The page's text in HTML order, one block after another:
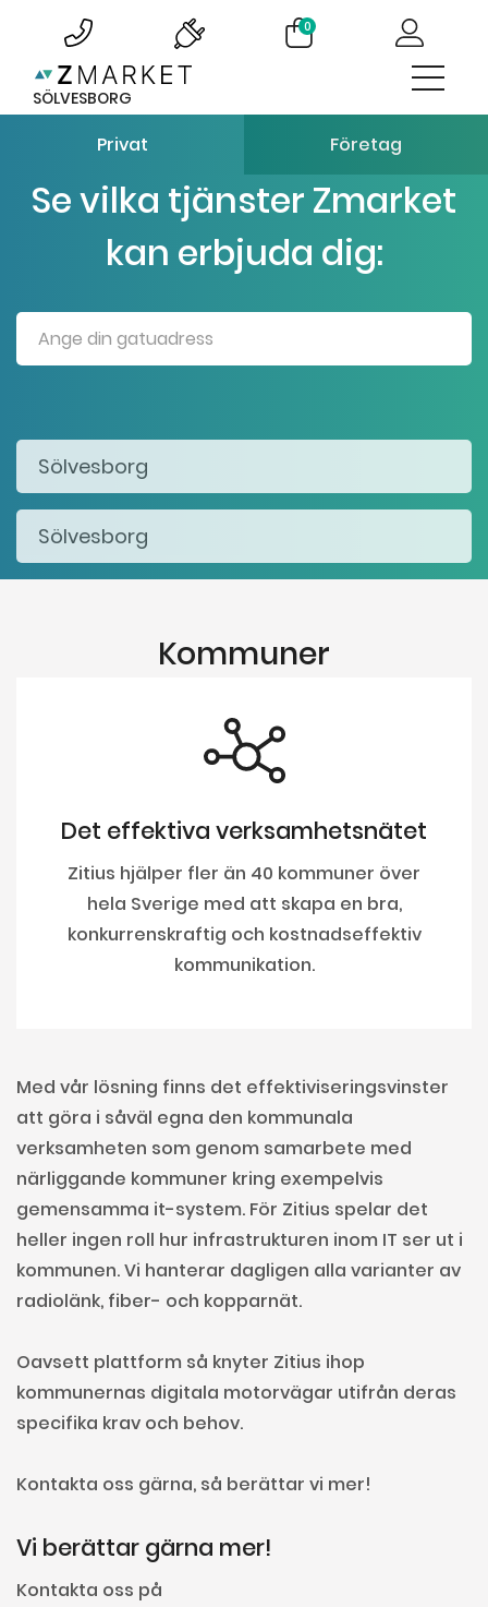
0
SÖLVESBORG
Privat Företag
Se vilka tjänster Zmarket
kan erbjuda dig:
Kommuner
Det effektiva verksamhetsnätet
Zitius hjälper fler än 40 kommuner över
hela Sverige med att skapa en bra,
konkurrenskraftig och kostnadseffektiv
kommunikation.
Med vår lösning finns det effektiviseringsvinster
att göra i såväl egna den kommunala
verksamheten som genom samarbete med
närliggande kommuner kring exempelvis
gemensamma it-system. För Zitius spelar det
heller ingen roll hur infrastrukturen inom IT ser ut i
kommunen. Vi hanterar dagligen alla varianter av
radiolänk, fiber- och kopparnät.
Oavsett plattform så knyter Zitius ihop
kommunernas digitala motorvägar utifrån deras
specifika krav och behov.
Kontakta oss gärna, så berättar vi mer!
Vi berättar gärna mer!
Kontakta oss på